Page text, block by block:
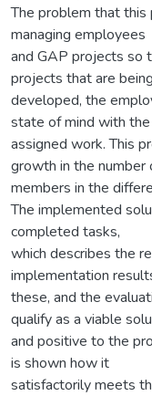
The problem that
managing employees
and GAP projects so
projects that are being
developed, the
state of mind with the
assigned work. This
growth in the number
members in the
The implemented
completed tasks,
which describes the
implementation
these, and the
qualify as a viable
and positive to the
is shown how it
satisfactorily meets